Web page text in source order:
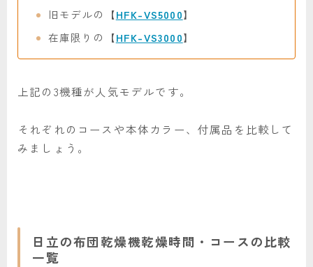
旧モデルの【HFK-VS5000】
在庫限りの【HFK-VS3000】
上記の3機種が人気モデルです。
それぞれのコースや本体カラー、付属品を比較して
みましょう。
日立の布団乾燥機乾燥時間・コースの比較
一覧